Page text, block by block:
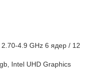
4.9 GHz 6 ядер / 12
Intel UHD Graphics